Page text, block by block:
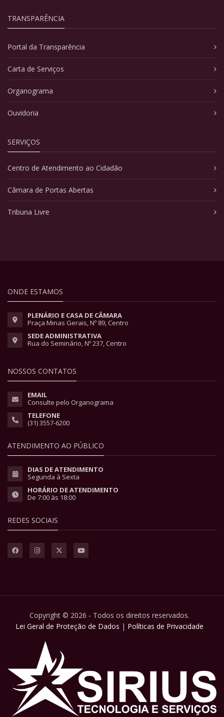
TRANSPARÊNCIA
Portal da Transparência
Carta de Serviços
Organograma
Ouvidoria
SERVIÇOS
Centro de Atendimento ao Cidadão
Câmara de Portas Abertas
Tribuna Livre
ONDE ESTAMOS
PLENÁRIO E CASA DE CÂMARA
Praça Minas Gerais, Nº 89, Centro
SEDE ADMINISTRATIVA
Rua do Seminário, Nº 237, Centro
NOSSOS CONTATOS
EMAIL
Consulte pelo Organograma
TELEFONE
(31) 3557-6200
ATENDIMENTO AO PÚBLICO
DIAS DE ATENDIMENTO
Segunda à Sexta
HORÁRIO DE ATENDIMENTO
De 7:00 às 18:00
REDES SOCIAIS
Copyright © 2026 - Todos os direitos reservados.
Lei Geral de Proteção de Dados | Políticas de Privacidade